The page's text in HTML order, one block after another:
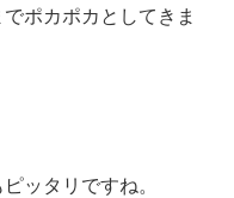
ポカポカとしてきま
ッタリですね。